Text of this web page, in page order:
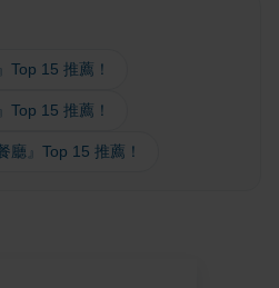
Top 15 推薦！
Top 15 推薦！
廳』Top 15 推薦！